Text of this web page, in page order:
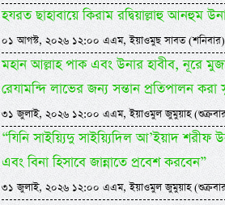
হযরত ছাহাবায়ে কিরাম রদ্বিয়াল্লাহু আনহুম
০১ আগস্ট, ২০২৬ ১২:০০ এএম, ইয়াওমুছ সাবত (শনিবার)
মহান আল্লাহ পাক এবং উনার হাবীব, নূরে
রেযামন্দি লাভের জন্য সন্তান প্রতিপালন
৩১ জুলাই, ২০২৬ ১২:০০ এএম, ইয়াওমুল জুমুয়াহ
“যিনি সাইয়্যিদু সাইয়্যিদিল আ’ইয়াদ শরীফ
এবং বিনা হিসাবে জান্নাতে প্রবেশ করবেন”
৩১ জুলাই, ২০২৬ ১২:০০ এএম, ইয়াওমুল জুমুয়াহ